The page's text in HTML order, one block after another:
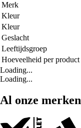
Merk
Kleur
Kleur
Geslacht
Leeftijdsgroep
Hoeveelheid per product
Loading...
Loading...
Al onze merken